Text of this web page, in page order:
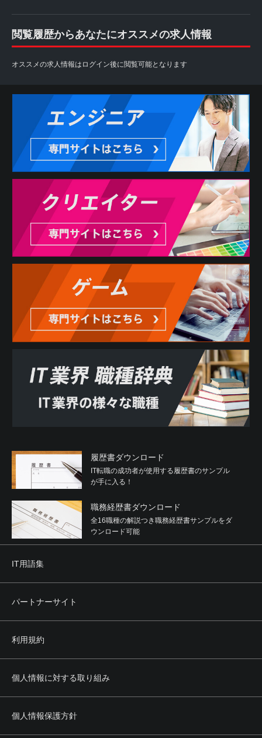
閲覧履歴からあなたにオススメの求人情報
オススメの求人情報はログイン後に閲覧可能となります
履歴書ダウンロード
IT転職の成功者が使用する履歴書のサンプル
が手に入る！
職務経歴書ダウンロード
全16職種の解説つき職務経歴書サンプルをダ
ウンロード可能
IT用語集
パートナーサイト
利用規約
個人情報に対する取り組み
個人情報保護方針